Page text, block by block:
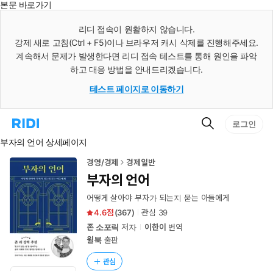
본문 바로가기
리디 접속이 원활하지 않습니다.
강제 새로 고침(Ctrl + F5)이나 브라우저 캐시 삭제를 진행해주세요.
계속해서 문제가 발생한다면 리디 접속 테스트를 통해 원인을 파악
하고 대응 방법을 안내드리겠습니다.
테스트 페이지로 이동하기
리
홈
로
동
검
로그인
부자의 언어 상세페이지
경영/경제 경제일반
부자의 언어
어떻게 살아야 부자가 되는지 묻는 아들에게
4.6
(367) 관심 39
존 소포릭 저자 이한이 번역
윌북출판
관심